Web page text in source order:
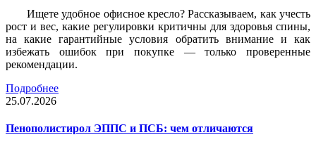
Ищете удобное офисное кресло? Рассказываем, как учесть
рост и вес, какие регулировки критичны для здоровья спины,
на какие гарантийные условия обратить внимание и как
избежать ошибок при покупке — только проверенные
рекомендации.
Подробнее
25.07.2026
Пенополистирол ЭППС и ПСБ: чем отличаются